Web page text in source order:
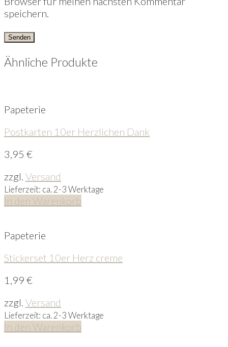
speichern.
Ähnliche Produkte
Papeterie
Postkarten 10er Herzlichen Dank
3,95 €
zzgl. Versand
Lieferzeit: ca. 2-3 Werktage
In den Warenkorb
Papeterie
Stickerset 10er Herz creme
1,99 €
zzgl. Versand
Lieferzeit: ca. 2-3 Werktage
In den Warenkorb